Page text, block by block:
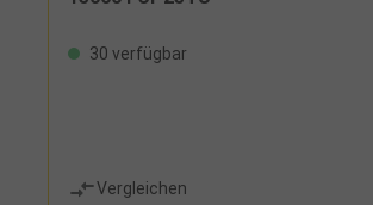
30 verfügbar
Vergleichen